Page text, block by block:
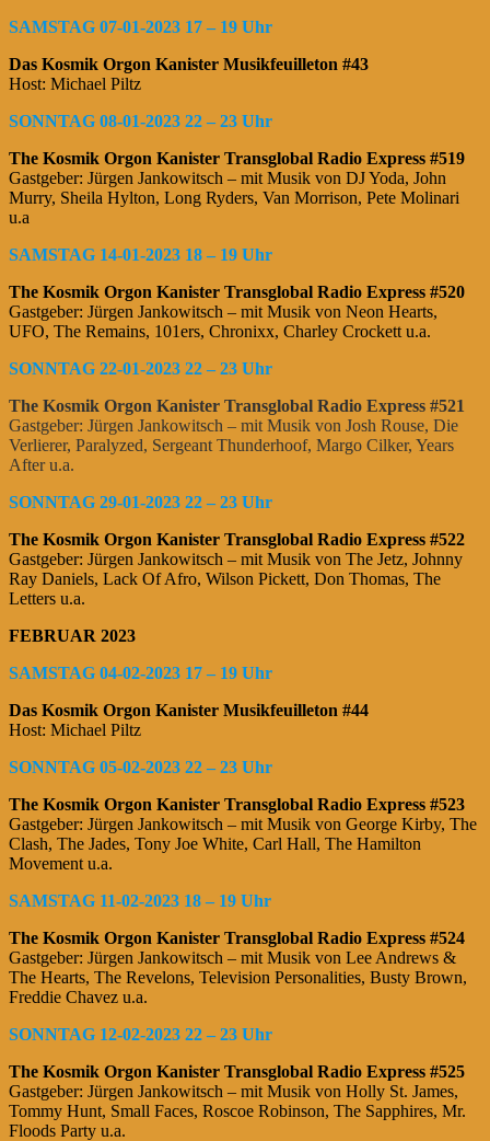
SAMSTAG 07-01-2023 17 – 19 Uhr
Das Kosmik Orgon Kanister Musikfeuilleton #43
Host: Michael Piltz
SONNTAG 08-01-2023 22 – 23 Uhr
The Kosmik Orgon Kanister Transglobal Radio Express #519
Gastgeber: Jürgen Jankowitsch – mit Musik von DJ Yoda, John
Murry, Sheila Hylton, Long Ryders, Van Morrison, Pete Molinari
u.a
SAMSTAG 14-01-2023 18 – 19 Uhr
The Kosmik Orgon Kanister Transglobal Radio Express #520
Gastgeber: Jürgen Jankowitsch – mit Musik von Neon Hearts,
UFO, The Remains, 101ers, Chronixx, Charley Crockett u.a.
SONNTAG 22-01-2023 22 – 23 Uhr
The Kosmik Orgon Kanister Transglobal Radio Express #521
Gastgeber: Jürgen Jankowitsch – mit Musik von Josh Rouse, Die
Verlierer, Paralyzed, Sergeant Thunderhoof, Margo Cilker, Years
After u.a.
SONNTAG 29-01-2023 22 – 23 Uhr
The Kosmik Orgon Kanister Transglobal Radio Express #522
Gastgeber: Jürgen Jankowitsch – mit Musik von The Jetz, Johnny
Ray Daniels, Lack Of Afro, Wilson Pickett, Don Thomas, The
Letters u.a.
FEBRUAR 2023
SAMSTAG 04-02-2023 17 – 19 Uhr
Das Kosmik Orgon Kanister Musikfeuilleton #44
Host: Michael Piltz
SONNTAG 05-02-2023 22 – 23 Uhr
The Kosmik Orgon Kanister Transglobal Radio Express #523
Gastgeber: Jürgen Jankowitsch – mit Musik von George Kirby, The
Clash, The Jades, Tony Joe White, Carl Hall, The Hamilton
Movement u.a.
SAMSTAG 11-02-2023 18 – 19 Uhr
The Kosmik Orgon Kanister Transglobal Radio Express #524
Gastgeber: Jürgen Jankowitsch – mit Musik von Lee Andrews &
The Hearts, The Revelons, Television Personalities, Busty Brown,
Freddie Chavez u.a.
SONNTAG 12-02-2023 22 – 23 Uhr
The Kosmik Orgon Kanister Transglobal Radio Express #525
Gastgeber: Jürgen Jankowitsch – mit Musik von Holly St. James,
Tommy Hunt, Small Faces, Roscoe Robinson, The Sapphires, Mr.
Floods Party u.a.